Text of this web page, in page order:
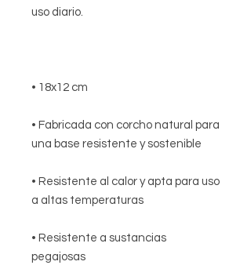
uso diario.
• 18x12 cm
• Fabricada con corcho natural para
una base resistente y sostenible
• Resistente al calor y apta para uso
a altas temperaturas
• Resistente a sustancias
pegajosas